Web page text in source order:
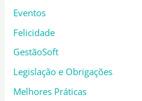
Eventos
Felicidade
GestãoSoft
Legislação e Obrigações
Melhores Práticas